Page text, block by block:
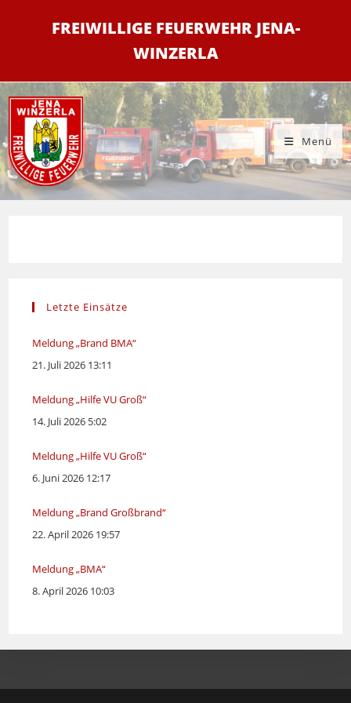
FREIWILLIGE FEUERWEHR JENA-
WINZERLA
Menü
Letzte Einsätze
Meldung „Brand BMA“
21. Juli 2026 13:11
Meldung „Hilfe VU Groß“
14. Juli 2026 5:02
Meldung „Hilfe VU Groß“
6. Juni 2026 12:17
Meldung „Brand Großbrand“
22. April 2026 19:57
Meldung „BMA“
8. April 2026 10:03